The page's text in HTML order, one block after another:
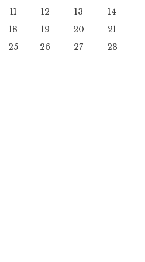
11 12 13
14
18 19 20
21
25 26 27
28